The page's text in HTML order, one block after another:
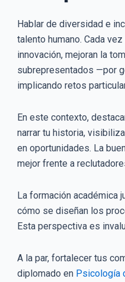
Hablar de diversidad e
talento humano. Cada
innovación, mejoran la
subrepresentados —por
implicando retos
En este contexto,
narrar tu historia,
en oportunidades. La
mejor frente a
La formación académica
cómo se diseñan los
Esta perspectiva es
A la par, fortalecer tus
diplomado en Psicología